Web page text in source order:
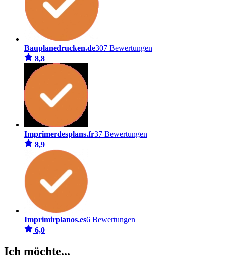
Bauplanedrucken.de307 Bewertungen
8,8
Imprimerdesplans.fr37 Bewertungen
8,9
Imprimirplanos.es6 Bewertungen
6,0
Ich möchte...